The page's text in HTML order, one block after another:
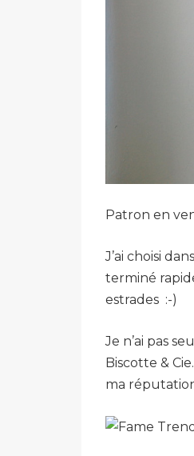
Patron en
J’ai choisi
terminé
estrades :-)
Je n’ai pas
Biscotte &
ma